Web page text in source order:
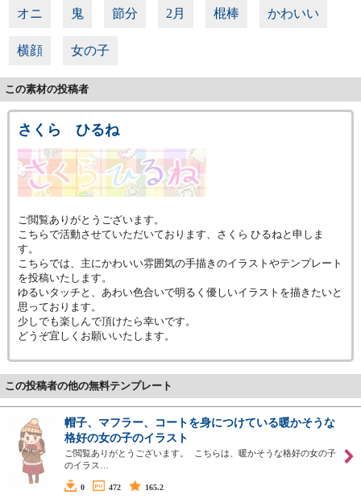
オニ 鬼 節分 2月 棍棒 かわいい
横顔 女の子
この素材の投稿者
さくら ひるね
ご閲覧ありがとうございます。
こちらで活動させていただいております、さくら ひるねと申しま
す。
こちらでは、主にかわいい雰囲気の手描きのイラストやテンプレート
を投稿いたします。
ゆるいタッチと、あわい色合いで明るく優しいイラストを描きたいと
思っております。
少しでも楽しんで頂けたら幸いです。
どうぞ宜しくお願いいたします。
この投稿者の他の無料テンプレート
帽子、マフラー、コートを身につけている暖かそうな
格好の女の子のイラスト
ご閲覧ありがとうございます。 こちらは、暖かそうな格好の女の子
のイラス…
0 472 165.2